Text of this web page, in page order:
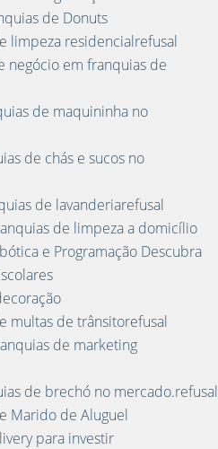
de Donuts
limpeza residencialrefusal
negócio em franquias de
de maquininha no
de chás e sucos no
de lavanderiarefusal
de limpeza a domicílio
e Programação Descubra
multas de trânsitorefusal
de marketing
de brechó no mercado.refusal
Marido de Aluguel
para investir